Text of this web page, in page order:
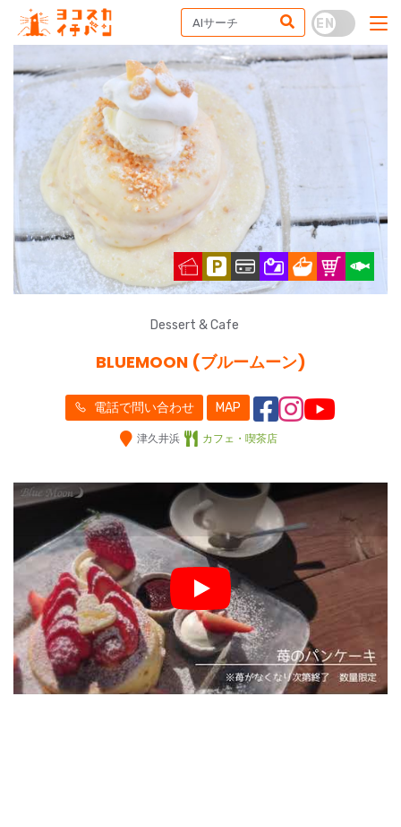
Dessert & Cafe
BLUEMOON (ブルームーン)
電話で問い合わせ MAP
津久井浜 カフェ・喫茶店
Play